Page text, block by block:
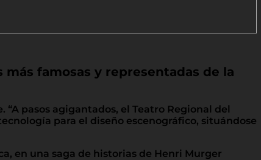
más famosas y representadas de la
pasos agigantados, el Teatro Regional del
para el diseño escenográfico, situándose
en una saga de historias de Henri Murger